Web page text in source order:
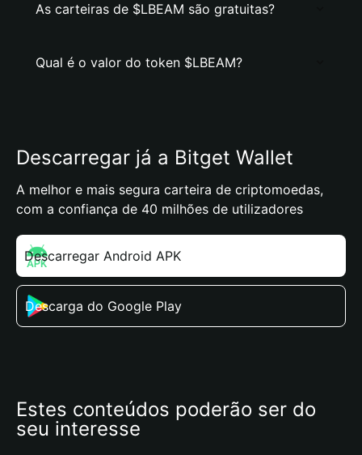
As carteiras de $LBEAM são gratuitas?
Qual é o valor do token $LBEAM?
Descarregar já a Bitget Wallet
A melhor e mais segura carteira de criptomoedas,
com a confiança de 40 milhões de utilizadores
Descarregar Android APK
Descarga do Google Play
Estes conteúdos poderão ser do
seu interesse